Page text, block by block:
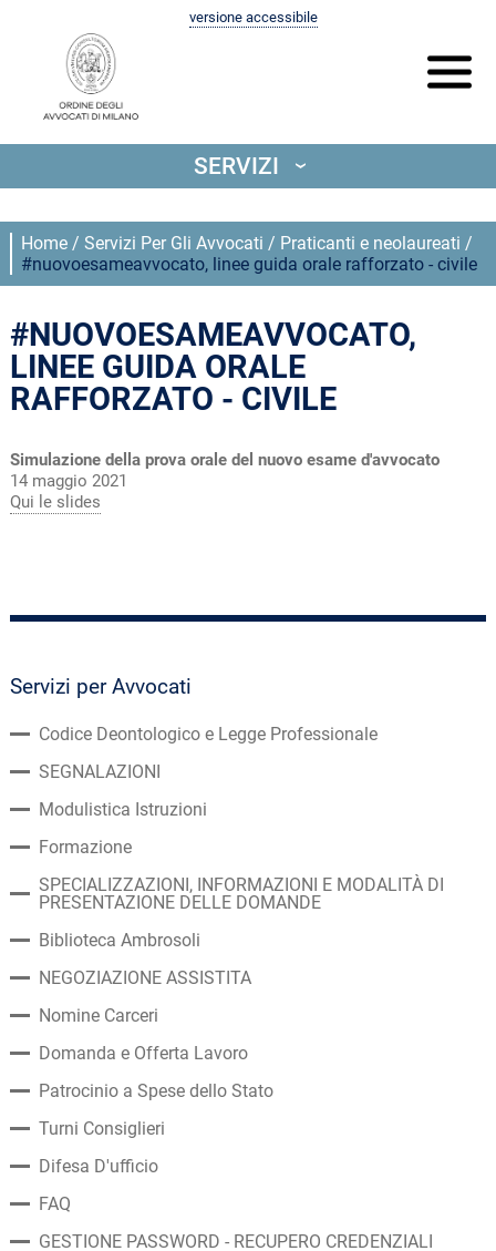
versione accessibile
SERVIZI ‹
Home/ Servizi Per Gli Avvocati / Praticanti e neolaureati /
#nuovoesameavvocato, linee guida orale rafforzato - civile
#NUOVOESAMEAVVOCATO,
LINEE GUIDA ORALE
RAFFORZATO - CIVILE
Simulazione della prova orale del nuovo esame d'avvocato
14 maggio 2021
Qui le slides
Servizi per Avvocati
Codice Deontologico e Legge Professionale
SEGNALAZIONI
Modulistica Istruzioni
Formazione
SPECIALIZZAZIONI, INFORMAZIONI E MODALITÀ DI
PRESENTAZIONE DELLE DOMANDE
Biblioteca Ambrosoli
NEGOZIAZIONE ASSISTITA
Nomine Carceri
Domanda e Offerta Lavoro
Patrocinio a Spese dello Stato
Turni Consiglieri
Difesa D'ufficio
FAQ
GESTIONE PASSWORD - RECUPERO CREDENZIALI